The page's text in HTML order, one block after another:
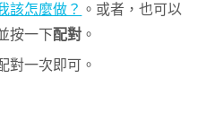
該怎麼做？ 。或者，也可以
按一下配對 。
對一次即可。